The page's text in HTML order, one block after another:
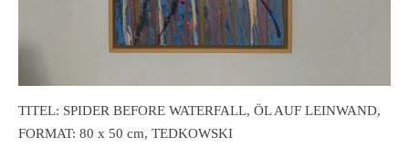
TITEL: SPIDER BEFORE WATERFALL, ÖL AUF LEINWAND,
FORMAT: 80 x 50 cm, TEDKOWSKI